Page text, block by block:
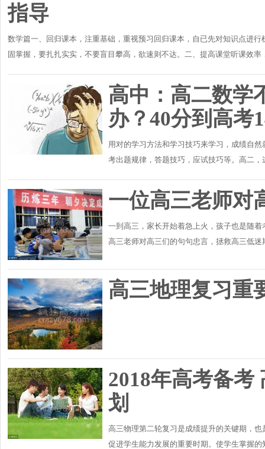
指导
数学篇一、回归课本，注重基础，重视预习回归课本，自已先对知识点进
固掌握，要扎扎实实，不要盲目攀高，欲速则不达。二、提高课堂听课效
高中：高二数学
办？40分到高考
用对的学习方法和学习技巧来学习，成绩自
考出题规律，答题技巧，应试技巧等。高二
一位高三老师对
一到高三，家长开始着急上火，孩子也是随
高三老师对高三们的句句忠言，拯救高三低
高三地理复习重
2018年高考备考
划
高三物理第二轮复习是成绩提升的关键期，
促进学生能力发展的重要时期。使学生掌握